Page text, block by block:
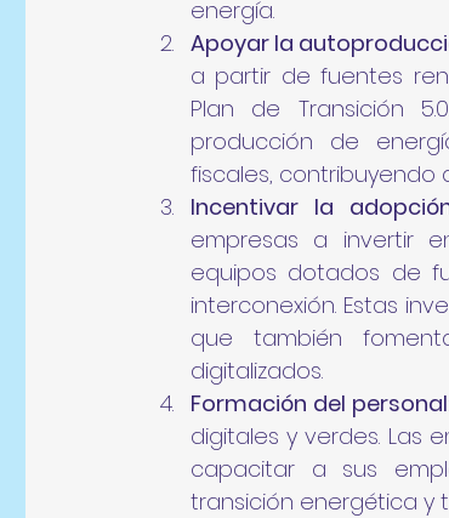
energía.
Apoyar la
a partir de fuentes
Plan de Transición
producción de
fiscales, contribuyendo
Incentivar la
empresas a invertir
equipos dotados de
interconexión. Estas
que también
digitalizados.
Formación del personal
digitales y verdes. Las
capacitar a sus
transición energética y